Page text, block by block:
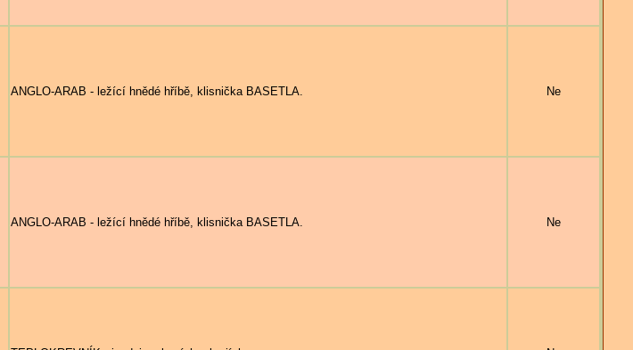
ANGLO-ARAB - ležící hnědé hříbě, klisnička BASETLA. Ne
ANGLO-ARAB - ležící hnědé hříbě, klisnička BASETLA. Ne